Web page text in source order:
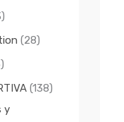
(28)
(138)
y